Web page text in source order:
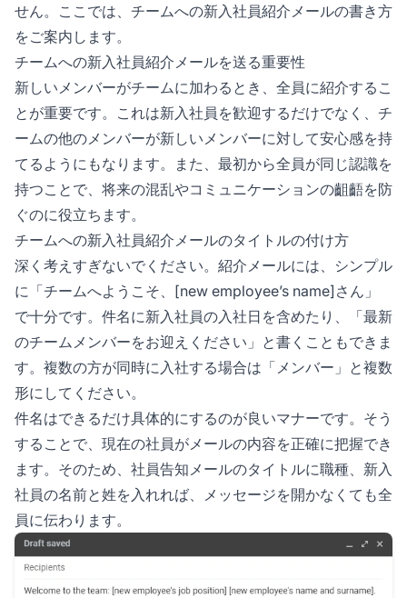
せん。ここでは、チームへの新入社員紹介メールの書き方
をご案内します。
チームへの新入社員紹介メールを送る重要性
新しいメンバーがチームに加わるとき、全員に紹介するこ
とが重要です。これは新入社員を歓迎するだけでなく、チ
ームの他のメンバーが新しいメンバーに対して安心感を持
てるようにもなります。また、最初から全員が同じ認識を
持つことで、将来の混乱やコミュニケーションの齟齬を防
ぐのに役立ちます。
チームへの新入社員紹介メールのタイトルの付け方
深く考えすぎないでください。紹介メールには、シンプル
に「チームへようこそ、[new employee’s name]さん」
で十分です。件名に新入社員の入社日を含めたり、「最新
のチームメンバーをお迎えください」と書くこともできま
す。複数の方が同時に入社する場合は「メンバー」と複数
形にしてください。
件名はできるだけ具体的にするのが良いマナーです。そう
することで、現在の社員がメールの内容を正確に把握でき
ます。そのため、社員告知メールのタイトルに職種、新入
社員の名前と姓を入れれば、メッセージを開かなくても全
員に伝わります。